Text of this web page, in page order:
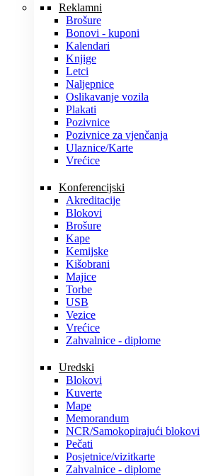
Reklamni
Brošure
Bonovi - kuponi
Kalendari
Knjige
Letci
Naljepnice
Oslikavanje vozila
Plakati
Pozivnice
Pozivnice za vjenčanja
Ulaznice/Karte
Vrećice
Konferencijski
Akreditacije
Blokovi
Brošure
Kape
Kemijske
Kišobrani
Majice
Torbe
USB
Vezice
Vrećice
Zahvalnice - diplome
Uredski
Blokovi
Kuverte
Mape
Memorandum
NCR/Samokopirajući blokovi
Pečati
Posjetnice/vizitkarte
Zahvalnice - diplome